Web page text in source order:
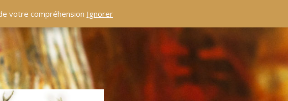
votre compréhension Ignorer